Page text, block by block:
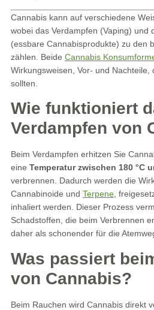
Cannabis kann auf verschiedene
wobei das Verdampfen (Vaping) und
(essbare Cannabisprodukte) zu den
zählen. Beide Cannabis
Wirkungsweisen, Vor- und Nachteile,
sollten.
Wie funktioniert
Verdampfen von
Beim Verdampfen erhitzen Sie
eine Temperatur zwischen 180 °C
verbrennen. Dadurch werden die
Cannabinoide und Terpene,
inhaliert werden. Dieser Prozess
Schadstoffen, die beim Verbrennen
daher als schonender für die
Was passiert
von Cannabis?
Beim Rauchen wird Cannabis direkt